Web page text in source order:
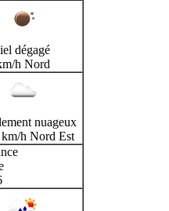
dégagé
h Nord
nuageux
h Nord Est